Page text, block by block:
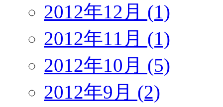
2012年12月 (1)
2012年11月 (1)
2012年10月 (5)
2012年9月 (2)